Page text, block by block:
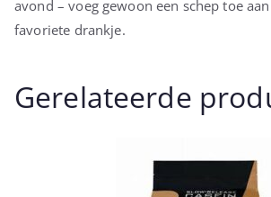
avond – voeg gewoon een schep toe
favoriete drankje.
Gerelateerde